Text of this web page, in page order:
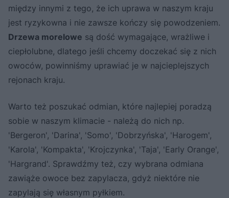
między innymi z tego, że ich uprawa w naszym kraju
jest ryzykowna i nie zawsze kończy się powodzeniem.
Drzewa morelowe są dość wymagające, wrażliwe i
ciepłolubne, dlatego jeśli chcemy doczekać się z nich
owoców, powinniśmy uprawiać je w najcieplejszych
rejonach kraju.
Warto też poszukać odmian, które najlepiej poradzą
sobie w naszym klimacie - należą do nich np.
'Bergeron', 'Darina', 'Somo', 'Dobrzyńska', 'Harogem',
'Karola', 'Kompakta', 'Krojczynka', 'Taja', 'Early Orange',
'Hargrand'. Sprawdźmy też, czy wybrana odmiana
zawiąże owoce bez zapylacza, gdyż niektóre nie
zapylają się własnym pyłkiem.